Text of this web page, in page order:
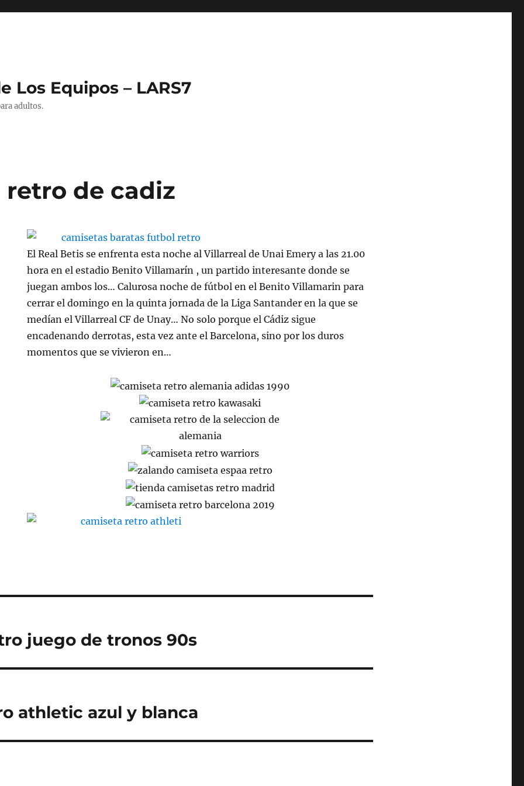
Los Equipos – LARS7
adultos.
de cadiz
El Real Betis se enfrenta esta noche al Villarreal de Unai Emery a las 21.00
hora en el estadio Benito Villamarín , un partido interesante donde se
juegan ambos los… Calurosa noche de fútbol en el Benito Villamarin para
cerrar el domingo en la quinta jornada de la Liga Santander en la que se
medían el Villarreal CF de Unay… No solo porque el Cádiz sigue
encadenando derrotas, esta vez ante el Barcelona, sino por los duros
momentos que se vivieron en…
juego de tronos 90s
athletic azul y blanca